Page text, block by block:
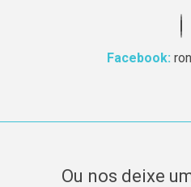
Facebook:
Ou nos deixe